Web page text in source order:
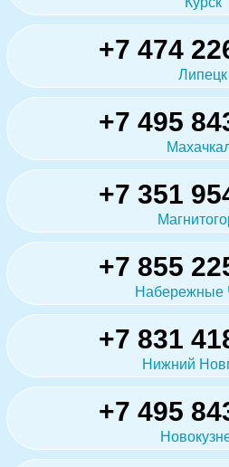
+7 474
Липецк
+7 495
+7 351
+7 855
Набережные
+7 831
Нижний
+7 495